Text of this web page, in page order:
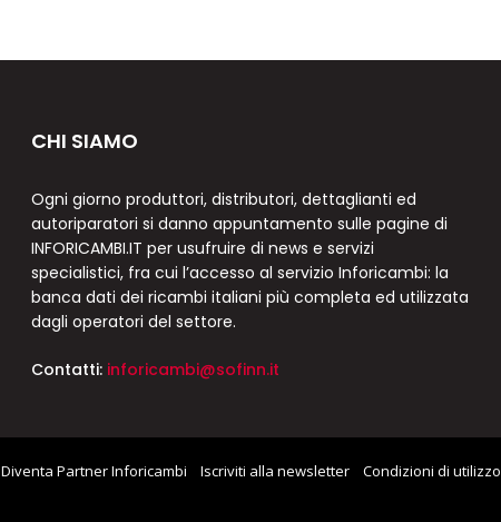
CHI SIAMO
Ogni giorno produttori, distributori, dettaglianti ed
autoriparatori si danno appuntamento sulle pagine di
INFORICAMBI.IT per usufruire di news e servizi
specialistici, fra cui l’accesso al servizio Inforicambi: la
banca dati dei ricambi italiani più completa ed utilizzata
dagli operatori del settore.
Contatti: inforicambi@sofinn.it
Diventa Partner Inforicambi Iscriviti alla newsletter Condizioni di utilizzo